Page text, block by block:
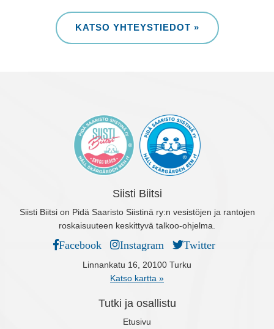
KATSO YHTEYSTIEDOT »
Siisti Biitsi
Siisti Biitsi on Pidä Saaristo Siistinä ry:n vesistöjen ja rantojen
roskaisuuteen keskittyvä talkoo-ohjelma.
Facebook Instagram Twitter
Linnankatu 16, 20100 Turku
Katso kartta »
Tutki ja osallistu
Etusivu